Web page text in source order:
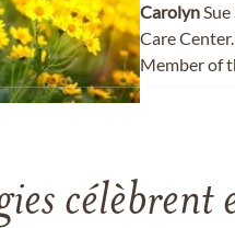
Carolyn
Care
Member of
célèbrent